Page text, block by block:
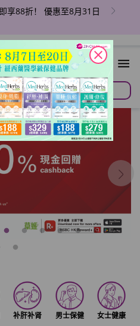
享88折！ 優惠至8月31日
补肝补肾 男士保健 女士健康
close